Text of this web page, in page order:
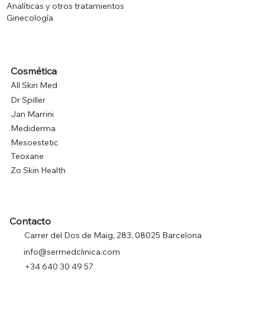
Analíticas y otros tratamientos
Ginecología
Cosmética
All Skin Med
Dr Spiller
Jan Marrini
Mediderma
Mesoestetic
Teoxane
Zo Skin Health
Contacto
Carrer del Dos de Maig, 283, 08025 Barcelona
info@sermedclinica.com
+34 640 30 49 57